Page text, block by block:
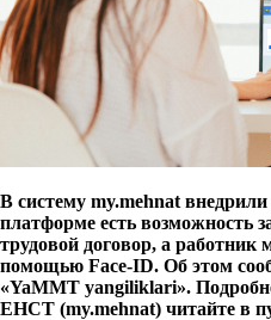
В систему my.mehnat
платформе есть возможность
трудовой договор, а работник
помощью Face-ID. Об этом
«YaMMT yangiliklari».
ЕНСТ (my.mehnat) читайте в